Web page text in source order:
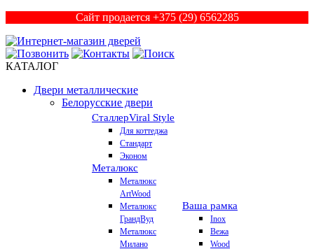
Сайт продается +375 (29) 6562285
КАТАЛОГ
Двери металлические
Белорусские двери
СталлерViral Style
Для коттеджа
Стандарт
Эконом
Металюкс
Металюкс
ArtWood
Металюкс
ГрандВуд
Металюкс
Милано
Ваша рамка
Inox
Вежа
Wood